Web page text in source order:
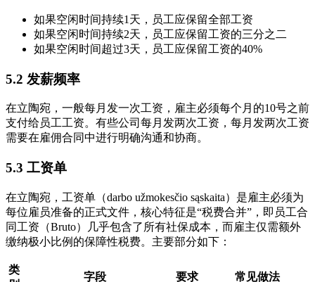
如果空闲时间持续1天，员工应保留全部工资
如果空闲时间持续2天，员工应保留工资的三分之二
如果空闲时间超过3天，员工应保留工资的40%
5.2 发薪频率
在立陶宛，一般每月发一次工资，雇主必须每个月的10号之前
支付给员工工资。有些公司每月发两次工资，每月发两次工资
需要在雇佣合同中进行明确沟通和协商。
5.3 工资单
在立陶宛，工资单（darbo užmokesčio sąskaita）是雇主必须为
每位雇员准备的正式文件，核心特征是“税费合并”，即员工合
同工资（Bruto）几乎包含了所有社保成本，而雇主仅需额外
缴纳极小比例的保障性税费。主要部分如下：
类
字段 要求 常见做法